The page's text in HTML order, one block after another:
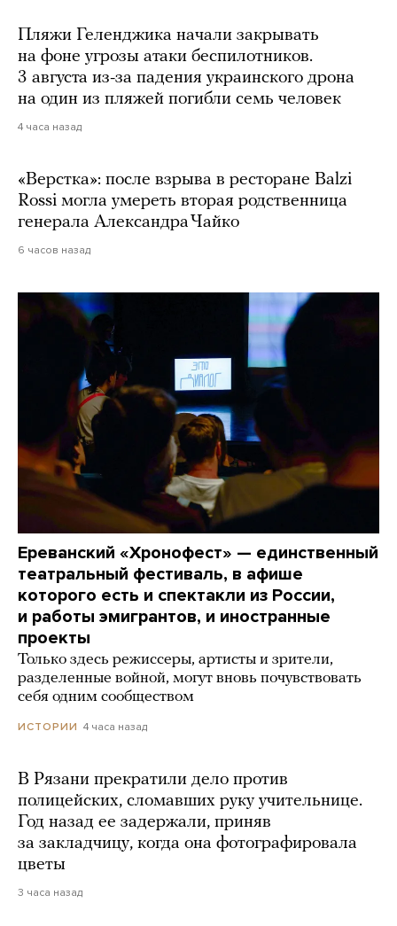
Пляжи Геленджика начали закрывать
на фоне угрозы атаки беспилотников.
3 августа из-за падения украинского дрона
на один из пляжей погибли семь человек
4 часа назад
«Верстка»: после взрыва в ресторане Balzi
Rossi могла умереть вторая родственница
генерала Александра Чайко
6 часов назад
Ереванский «Хронофест» — единственный
театральный фестиваль, в афише
которого есть и спектакли из России,
и работы эмигрантов, и иностранные
проекты
Только здесь режиссеры, артисты и зрители,
разделенные войной, могут вновь почувствовать
себя одним сообществом
ИСТОРИИ 4 часа назад
В Рязани прекратили дело против
полицейских, сломавших руку учительнице.
Год назад ее задержали, приняв
за закладчицу, когда она фотографировала
цветы
3 часа назад